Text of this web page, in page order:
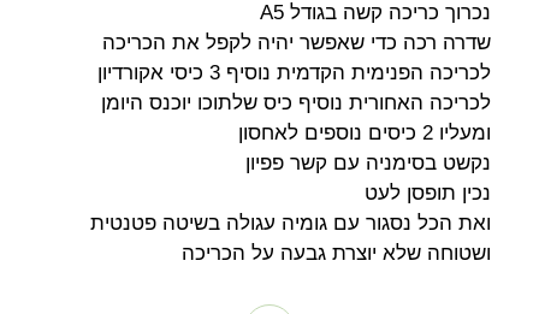
נכרוך כריכה קשה בגודל A5
שדרה רכה כדי שאפשר יהיה לקפל את הכריכה
לכריכה הפנימית הקדמית נוסיף 3 כיסי אקורדיון
לכריכה האחורית נוסיף כיס שלתוכו יוכנס היומן
ומעליו 2 כיסים נוספים לאחסון
נקשט בסימניה עם קשר פפיון
נכין תופסן לעט
ואת הכל נסגור עם גומיה עגולה בשיטה פטנטית
ושטוחה שלא יוצרת גבעה על הכריכה